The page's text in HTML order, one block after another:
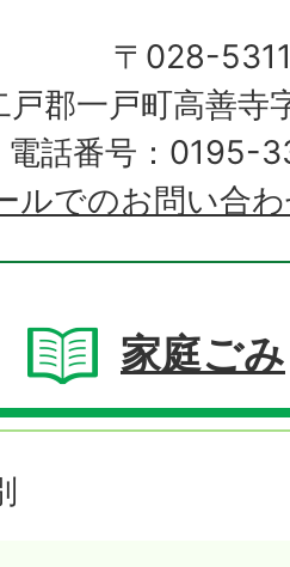
〒028-
戸郡一戸町高善寺
電話番号：0195-
ルでのお問い合
家庭ごみ